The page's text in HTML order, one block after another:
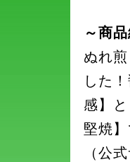
～商
ぬれ
した
感】
堅焼】
（公